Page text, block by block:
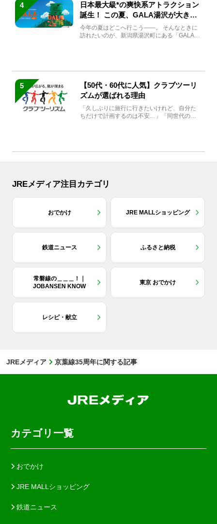
4
日本最大級*の爽快系アトラクション
誕生！ この夏、GALA湯沢が大きく
生まれ変わる
今年の夏はどこへ行こう――。 そんなときに
訪れたいのが、新潟県湯沢町にある「GALA湯
5
【50代・60代に人気】クラブツーリ
ズムが選ばれる理由
「久しぶりに旅行に行きたいけれど、自分た
ちだけで計画するのは不安…」「同世代の方
JREメディア注目カテゴリ
おでかけ JRE MALLショッピング
鉄道ニュース ふるさと納税
常磐線の＿＿＿！｜
JOBANSEN KNOW
東京 おでかけ
レシピ・献立
JREメディア 京葉線35周年に関する記事
カテゴリ一覧
おでかけ
JRE MALLショッピング
鉄道ニュース